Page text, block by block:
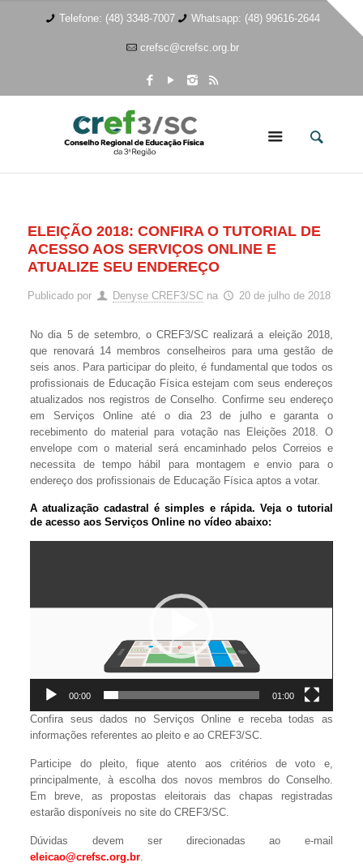
Telefone: (48) 3348-7007 Whatsapp: (48) 99616-2644
crefsc@crefsc.org.br
ELEIÇÃO 2018: CONFIRA O TUTORIAL DE
ACESSO AOS SERVIÇOS ONLINE E
ATUALIZE SEU ENDEREÇO
Publicado por Denyse CREF3/SC na 20 de julho de 2018
No dia 5 de setembro, o CREF3/SC realizará a eleição 2018,
que renovará 14 membros conselheiros para uma gestão de
seis anos. Para participar do pleito, é fundamental que todos os
profissionais de Educação Física estejam com seus endereços
atualizados nos registros de Conselho. Confirme seu endereço
em Serviços Online até o dia 23 de julho e garanta o
recebimento do material para votação nas Eleições 2018. O
envelope com o material será encaminhado pelos Correios e
necessita de tempo hábil para montagem e envio para o
endereço dos profissionais de Educação Física aptos a votar.
A atualização cadastral é simples e rápida. Veja o tutorial
de acesso aos Serviços Online no vídeo abaixo:
00:00 01:00
Confira seus dados no Serviços Online e receba todas as
informações referentes ao pleito e ao CREF3/SC.
Participe do pleito, fique atento aos critérios de voto e,
principalmente, à escolha dos novos membros do Conselho.
Em breve, as propostas eleitorais das chapas registradas
estarão disponíveis no site do CREF3/SC.
Dúvidas devem ser direcionadas ao e-mail
eleicao@crefsc.org.br.